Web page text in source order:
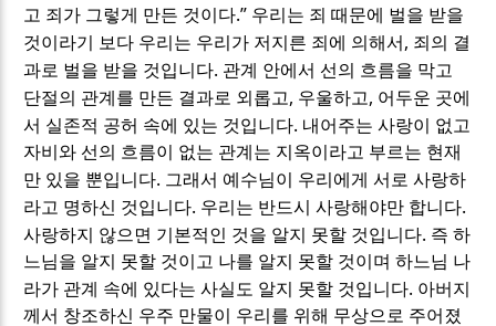
고 죄가 그렇게 만든 것이다.” 우리는 죄 때문에 벌을 받을
것이라기 보다 우리는 우리가 저지른 죄에 의해서 , 죄의 결
과로 벌을 받을 것입니다. 관계 안에서 선의 흐름을 막고
단절의 관계를 만든 결과로 외롭고, 우울하고, 어두운 곳에
서 실존적 공허 속에 있는 것입니다. 내어주는 사랑이 없고
자비와 선의 흐름이 없는 관계는 지옥이라고 부르는 현재
만 있을 뿐입니다. 그래서 예수님이 우리에게 서로 사랑하
라고 명하신 것입니다. 우리는 반드시 사랑해야만 합니다.
사랑하지 않으면 기본적인 것을 알지 못할 것입니다. 즉 하
느님을 알지 못할 것이고 나를 알지 못할 것이며 하느님 나
라가 관계 속에 있다는 사실도 알지 못할 것입니다. 아버지
께서 창조하신 우주 만물이 우리를 위해 무상으로 주어졌